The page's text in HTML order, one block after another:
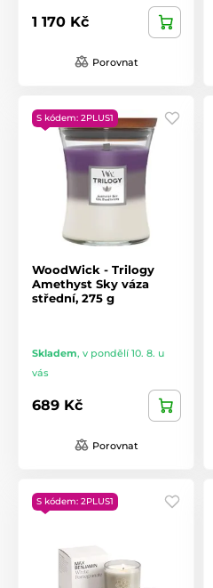
1 170 Kč
Porovnat
S kódem: 2PLUS1
WoodWick - Trilogy
Amethyst Sky váza
střední, 275 g
Skladem, v pondělí 10. 8. u
vás
689 Kč
Porovnat
S kódem: 2PLUS1